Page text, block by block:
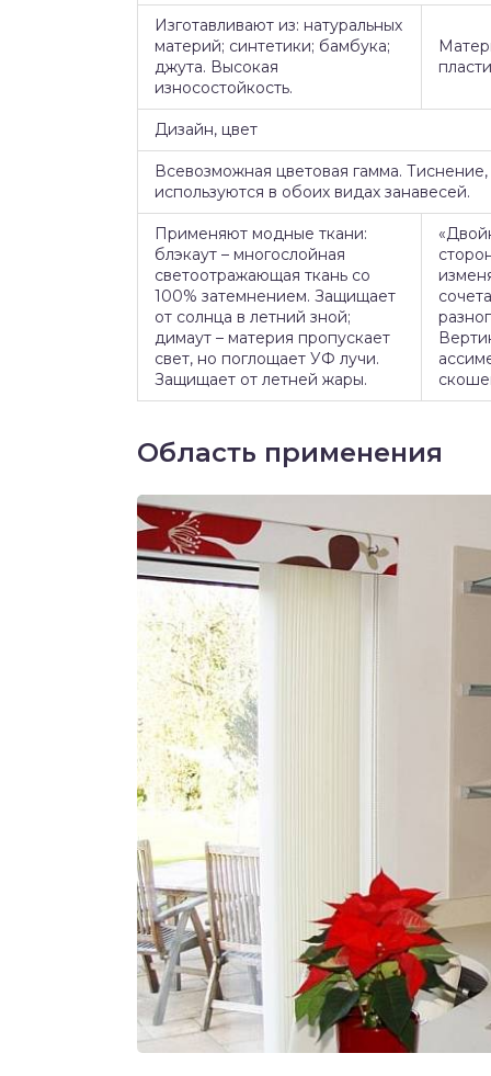
Изготавливают из: натуральных
материй; синтетики; бамбука;
джута. Высокая
износостойкость.
Дизайн, цвет
Всевозможная цветовая гамма.
используются в обоих видах занавесей.
Применяют модные ткани:
блэкаут – многослойная
светоотражающая ткань со
100% затемнением. Защищает
от солнца в летний зной;
димаут – материя пропускает
свет, но поглощает УФ лучи.
Защищает от летней жары.
Область применения